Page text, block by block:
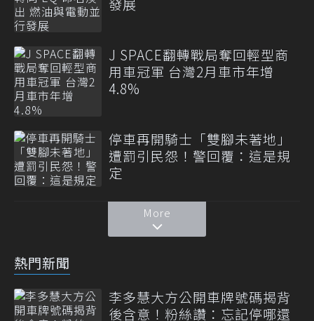
發展
J SPACE翻轉戰局奪回輕型商
用車冠軍 台灣2月車市年增
4.8%
停車再開騎士「雙腳未著地」
遭罰引民怨！警回覆：這是規
定
More
熱門新聞
李多慧大方公開車牌號碼揭背
後含意！粉絲讚：忘記停哪還